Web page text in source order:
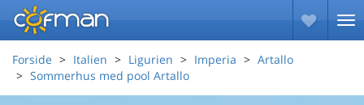
Forside Italien Ligurien Imperia
Artallo
Sommerhus med pool Artallo